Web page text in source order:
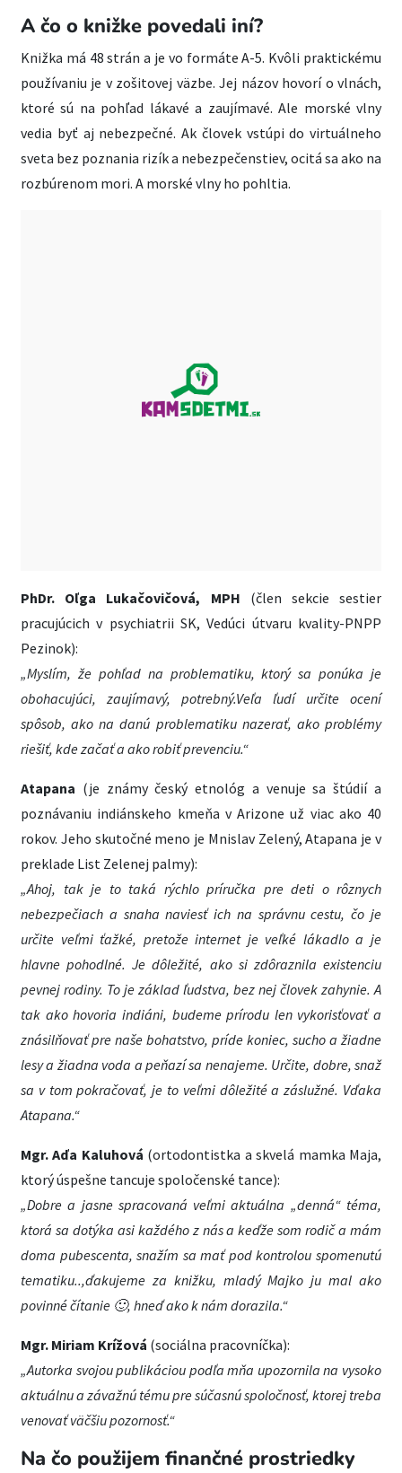
A čo o knižke povedali iní?
Knižka má 48 strán a je vo formáte A-5. Kvôli praktickému
používaniu je v zošitovej väzbe. Jej názov hovorí o vlnách,
ktoré sú na pohľad lákavé a zaujímavé. Ale morské vlny
vedia byť aj nebezpečné. Ak človek vstúpi do virtuálneho
sveta bez poznania rizík a nebezpečenstiev, ocitá sa ako na
rozbúrenom mori. A morské vlny ho pohltia.
PhDr. Oľga Lukačovičová, MPH (člen sekcie sestier
pracujúcich v psychiatrii SK, Vedúci útvaru kvality-PNPP
Pezinok):
„Myslím, že pohľad na problematiku, ktorý sa ponúka je
obohacujúci, zaujímavý, potrebný.Veľa ľudí určite ocení
spôsob, ako na danú problematiku nazerať, ako problémy
riešiť, kde začať a ako robiť prevenciu.“
Atapana (je známy český etnológ a venuje sa štúdií a
poznávaniu indiánskeho kmeňa v Arizone už viac ako 40
rokov. Jeho skutočné meno je Mnislav Zelený, Atapana je v
preklade List Zelenej palmy):
„Ahoj, tak je to taká rýchlo príručka pre deti o rôznych
nebezpečiach a snaha naviesť ich na správnu cestu, čo je
určite veľmi ťažké, pretože internet je veľké lákadlo a je
hlavne pohodlné. Je dôležité, ako si zdôraznila existenciu
pevnej rodiny. To je základ ľudstva, bez nej človek zahynie. A
tak ako hovoria indiáni, budeme prírodu len vykorisťovať a
znásilňovať pre naše bohatstvo, príde koniec, sucho a žiadne
lesy a žiadna voda a peňazí sa nenajeme. Určite, dobre, snaž
sa v tom pokračovať, je to veľmi dôležité a záslužné. Vďaka
Atapana.“
Mgr. Aďa Kaluhová (ortodontistka a skvelá mamka Maja,
ktorý úspešne tancuje spoločenské tance):
„Dobre a jasne spracovaná veľmi aktuálna „denná“ téma,
ktorá sa dotýka asi každého z nás a keďže som rodič a mám
doma pubescenta, snažím sa mať pod kontrolou spomenutú
tematiku..,ďakujeme za knižku, mladý Majko ju mal ako
povinné čítanie 🙂, hneď ako k nám dorazila.“
Mgr. Miriam Krížová (sociálna pracovníčka):
„Autorka svojou publikáciou podľa mňa upozornila na vysoko
aktuálnu a závažnú tému pre súčasnú spoločnosť, ktorej treba
venovať väčšiu pozornosť.“
Na čo použijem finančné prostriedky